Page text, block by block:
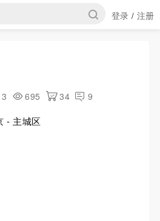
登录 / 注册
695 34 9
- 主城区